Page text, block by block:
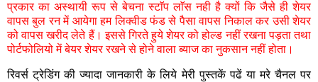
प्रकार का अस्थायी रूप से बेचना स्टाॅप लाॅस नही है क्यों कि जैसे ही शेयर
वापस बुल रन में आयेगा हम लिक्वीड फंड से पैसा वापस निकाल कर उसी शेयर
को वापस खरीद लेते हैं। इससे गिरते हुये शेयर को होल्ड नहीं रखना पड़ता तथा
पोर्टफोलियो में बेयर शेयर रखने से होने वाला ब्याज का नुकसान नहीं होता।
रिवर्स ट्रेडिंग की ज्यादा जानकारी के लिये मेरी पुस्तकें पढें या मरे चैनल पर